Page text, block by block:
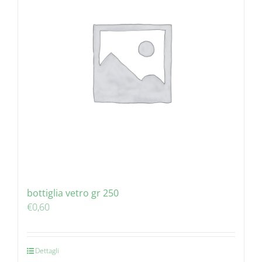
bottiglia vetro gr 250
€0,60
Dettagli